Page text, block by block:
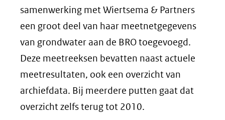
samenwerking met Wiertsema & Partners
een groot deel van haar meetnetgegevens
van grondwater aan de BRO toegevoegd.
Deze meetreeksen bevatten naast actuele
meetresultaten, ook een overzicht van
archiefdata. Bij meerdere putten gaat dat
overzicht zelfs terug tot 2010.